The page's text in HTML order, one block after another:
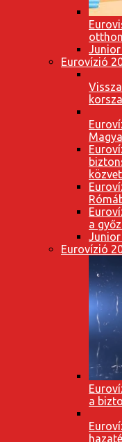
Eurovízió
a
Junior
Eurovízió
a